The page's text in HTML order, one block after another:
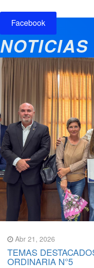
Facebook
NOTICIAS
Abr 21, 2026
TEMAS
ORDINARIA N°5